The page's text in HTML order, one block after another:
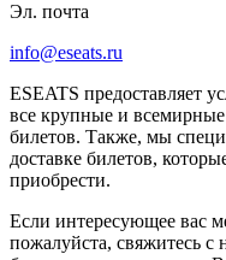
Эл. почта
info@eseats.ru
ESEATS предоставляет
все крупные и
билетов. Также, мы
доставке билетов,
приобрести.
Если интересующее вас
пожалуйста, свяжитесь с